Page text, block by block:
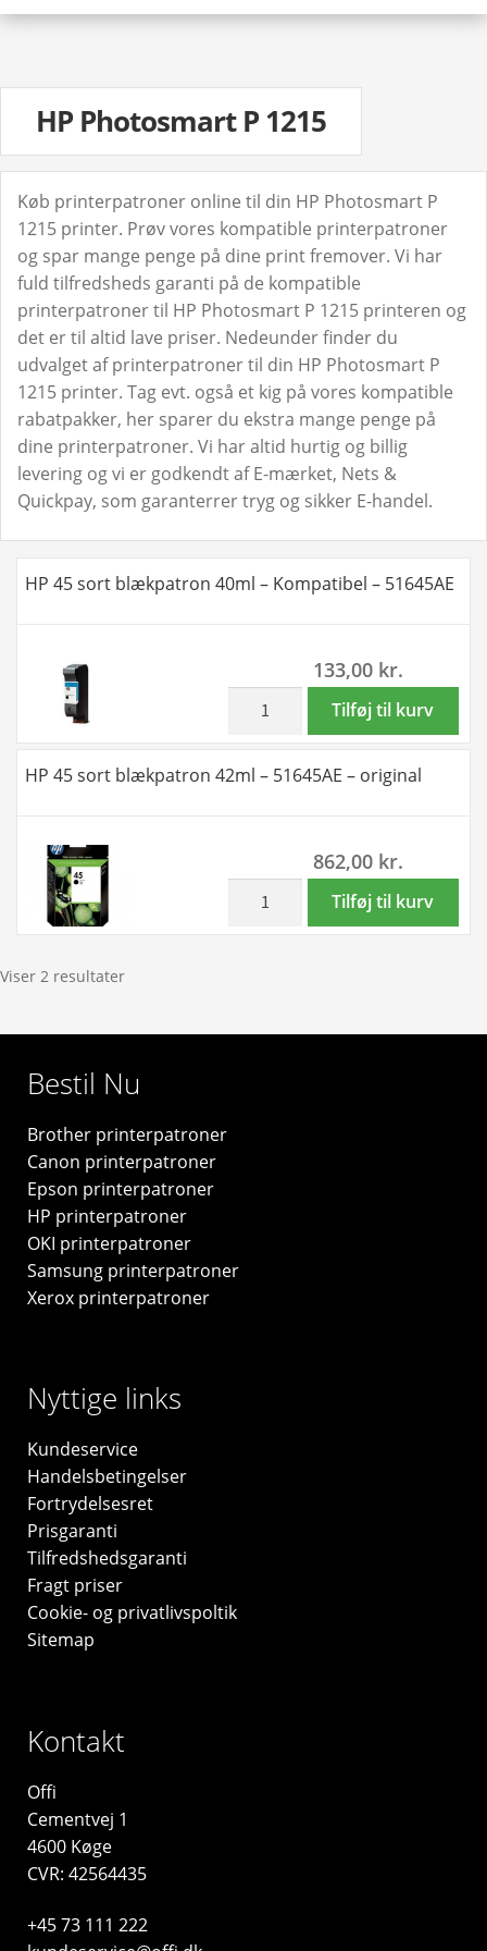
HP Photosmart P 1215
Køb printerpatroner online til din HP Photosmart P
1215 printer. Prøv vores kompatible printerpatroner
og spar mange penge på dine print fremover. Vi har
fuld tilfredsheds garanti på de kompatible
printerpatroner til HP Photosmart P 1215 printeren og
det er til altid lave priser. Nedeunder finder du
udvalget af printerpatroner til din HP Photosmart P
1215 printer. Tag evt. også et kig på vores kompatible
rabatpakker, her sparer du ekstra mange penge på
dine printerpatroner. Vi har altid hurtig og billig
levering og vi er godkendt af E-mærket, Nets &
Quickpay, som garanterrer tryg og sikker E-handel.
HP 45 sort blækpatron 40ml – Kompatibel – 51645AE
133,00 kr.
blækpatron
Kompatibel
Tilføj til kurv
HP 45 sort blækpatron 42ml – 51645AE – original
862,00 kr.
Tilføj til kurv
Viser 2 resultater
Bestil Nu
Brother printerpatroner
Canon printerpatroner
Epson printerpatroner
HP printerpatroner
OKI printerpatroner
Samsung printerpatroner
Xerox printerpatroner
Nyttige links
Kundeservice
Handelsbetingelser
Fortrydelsesret
Prisgaranti
Tilfredshedsgaranti
Fragt priser
Cookie- og privatlivspoltik
Sitemap
Kontakt
Offi
Cementvej 1
4600 Køge
CVR: 42564435
+45 73 111 222